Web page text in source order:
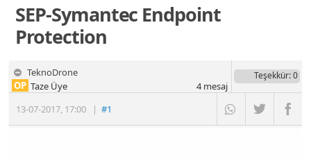
SEP-Symantec Endpoint
Protection
TeknoDrone
13-07-2017, 17:00 |#1
OP Taze Üye
Teşekkür: 0
4mesaj